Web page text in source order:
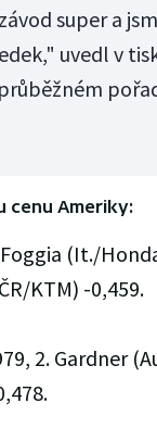
super a
uvedl v
cenu Ameriky:
(It./
KTM) -0,459.
2. Gardner